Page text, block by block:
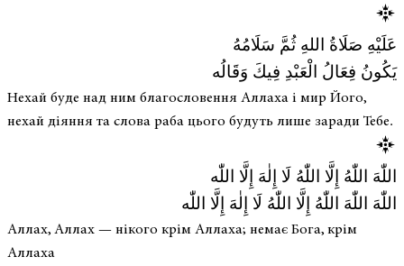
عَلَيْهِ صَلَاةُ اللهِ ثُمَّ سَلَامُهُ
يَكُونُ فِعَالُ الْعَبْدِ فِيكَ وَقَالُه
Нехай буде над ним благословення Аллаха і мир Його,
нехай діяння та слова раба цього будуть лише заради Тебе.
اللّٰهَ اللّٰهُ إِلَّا اللّٰهُ لَا إِلٰهَ إِلَّا اللّٰه
اللّٰهَ اللّٰهَ اللّٰهُ إِلَّا اللّٰهُ لَا إِلٰهَ إِلَّا اللّٰه
Аллах, Аллах — нікого крім Аллаха; немає Бога, крім
Аллаха